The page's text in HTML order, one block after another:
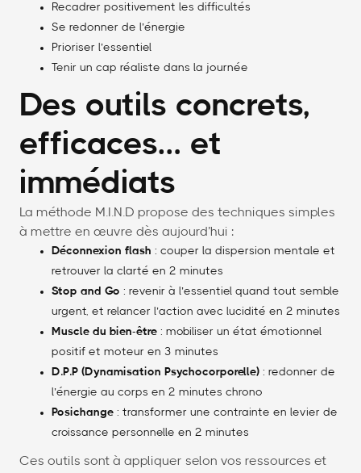
Recadrer positivement les difficultés
Se redonner de l’énergie
Prioriser l’essentiel
Tenir un cap réaliste dans la journée
Des outils concrets,
efficaces… et
immédiats
La méthode M.I.N.D propose des techniques simples
à mettre en œuvre dès aujourd’hui :
Déconnexion flash : couper la dispersion mentale et
retrouver la clarté en 2 minutes
Stop and Go : revenir à l’essentiel quand tout semble
urgent, et relancer l’action avec lucidité en 2 minutes
Muscle du bien-être : mobiliser un état émotionnel
positif et moteur en 3 minutes
D.P.P (Dynamisation Psychocorporelle) : redonner de
l’énergie au corps en 2 minutes chrono
Posichange : transformer une contrainte en levier de
croissance personnelle en 2 minutes
Ces outils sont à appliquer selon vos ressources et